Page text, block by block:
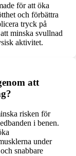
för att öka
och förbättra
tryck på
minska svullnad
aktivitet.
att
risken för
i benen.
under
snabbare